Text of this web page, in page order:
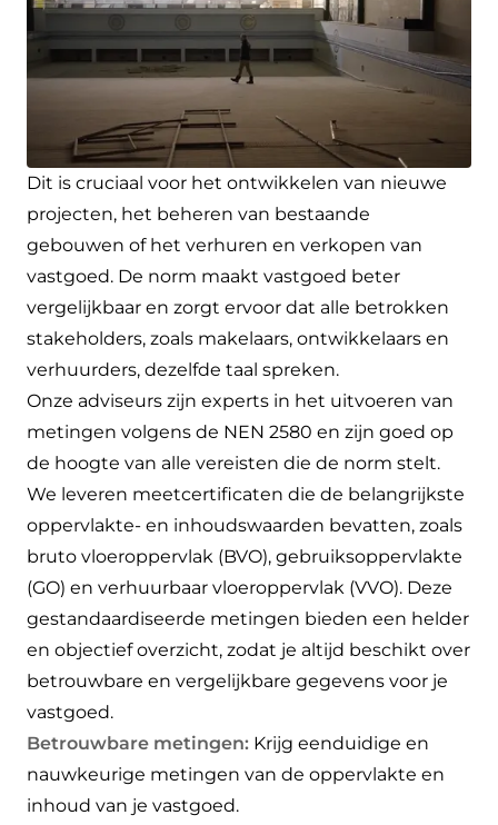
Dit is cruciaal voor het ontwikkelen van nieuwe
projecten, het beheren van bestaande
gebouwen of het verhuren en verkopen van
vastgoed. De norm maakt vastgoed beter
vergelijkbaar en zorgt ervoor dat alle betrokken
stakeholders, zoals makelaars, ontwikkelaars en
verhuurders, dezelfde taal spreken.
Onze adviseurs zijn experts in het uitvoeren van
metingen volgens de NEN 2580 en zijn goed op
de hoogte van alle vereisten die de norm stelt.
We leveren meetcertificaten die de belangrijkste
oppervlakte- en inhoudswaarden bevatten, zoals
bruto vloeroppervlak (BVO), gebruiksoppervlakte
(GO) en verhuurbaar vloeroppervlak (VVO). Deze
gestandaardiseerde metingen bieden een helder
en objectief overzicht, zodat je altijd beschikt over
betrouwbare en vergelijkbare gegevens voor je
vastgoed.
Betrouwbare metingen: Krijg eenduidige en
nauwkeurige metingen van de oppervlakte en
inhoud van je vastgoed.